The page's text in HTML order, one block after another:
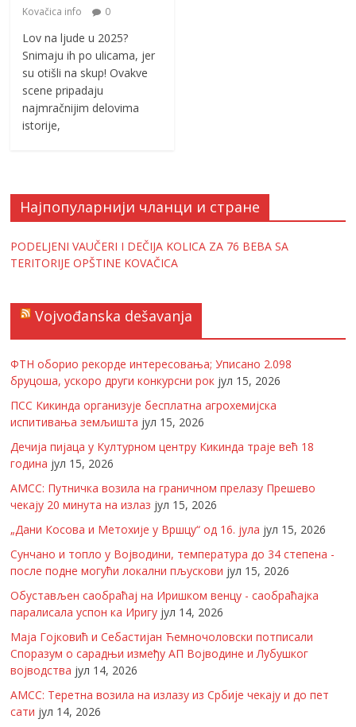
Kovačica info
0
Lov na ljude u 2025?
Snimaju ih po ulicama, jer
su otišli na skup! Ovakve
scene pripadaju
najmračnijim delovima
istorije,
Најпопуларнији чланци и стране
PODELJENI VAUČERI I DEČIJA KOLICA ZA 76 BEBA SA
TERITORIJE OPŠTINE KOVAČICA
Vojvođanska dešavanja
ФТН оборио рекорде интересовања; Уписано 2.098
бруцоша, ускоро други конкурсни рок јул 15, 2026
ПСС Кикинда организује бесплатна агрохемијска
испитивања земљишта јул 15, 2026
Дечија пијаца у Културном центру Кикинда траје већ 18
година јул 15, 2026
АМСС: Путничка возила на граничном прелазу Прешево
чекају 20 минута на излаз јул 15, 2026
„Дани Косова и Метохије у Вршцу“ од 16. јула јул 15, 2026
Сунчано и топло у Војводини, температура до 34 степена -
после подне могући локални пљускови јул 15, 2026
Обустављен саобраћај на Иришком венцу - саобраћајка
паралисала успон ка Иригу јул 14, 2026
Маја Гојковић и Себастијан Ћемночоловски потписали
Споразум о сарадњи између АП Војводине и Лубушког
војводства јул 14, 2026
АМСС: Теретна возила на излазу из Србије чекају и до пет
сати јул 14, 2026